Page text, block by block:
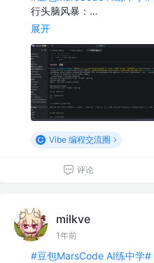
行头脑风暴：…
展开
Vibe 编程交流圈
评论
milkve
1年前
#豆包MarsCode AI练中学#